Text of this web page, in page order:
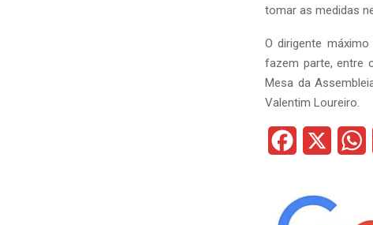
tomar as medidas
O dirigente
fazem parte, entre
Mesa da
Valentim Loureiro.
c